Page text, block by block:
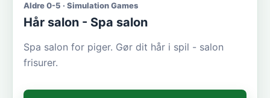
Aldre 0-5 · Simulation Games
Hår salon - Spa salon
Spa salon for piger. Gør dit hår i spil - salon
frisurer.